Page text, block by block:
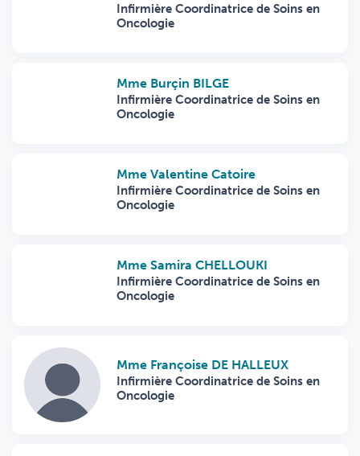
Infirmière Coordinatrice de Soins en
Oncologie
Mme Burçin BILGE
Infirmière Coordinatrice de Soins en
Oncologie
Mme Valentine Catoire
Infirmière Coordinatrice de Soins en
Oncologie
Mme Samira CHELLOUKI
Infirmière Coordinatrice de Soins en
Oncologie
Mme Françoise DE HALLEUX
Infirmière Coordinatrice de Soins en
Oncologie